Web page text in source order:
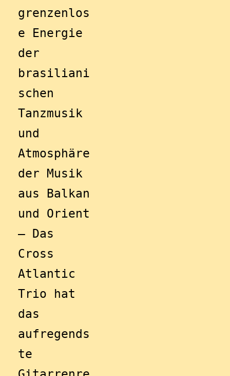
grenzenlos
e Energie
der
brasiliani
schen
Tanzmusik
und
Atmosphäre
der Musik
aus Balkan
und Orient
– Das
Cross
Atlantic
Trio hat
das
aufregends
te